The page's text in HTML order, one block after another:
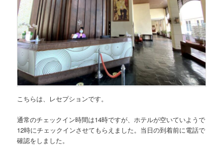
こちらは、レセプションです。
通常のチェックイン時間は14時ですが、ホテルが空いていようで
12時にチェックインさせてもらえました。当日の到着前に電話で
確認をしました。